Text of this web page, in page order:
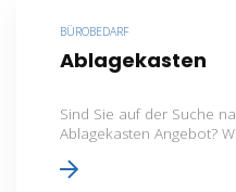
BÜROBEDARF
Ablagekasten
Sind Sie auf der Suche
Ablagekasten Angebot?